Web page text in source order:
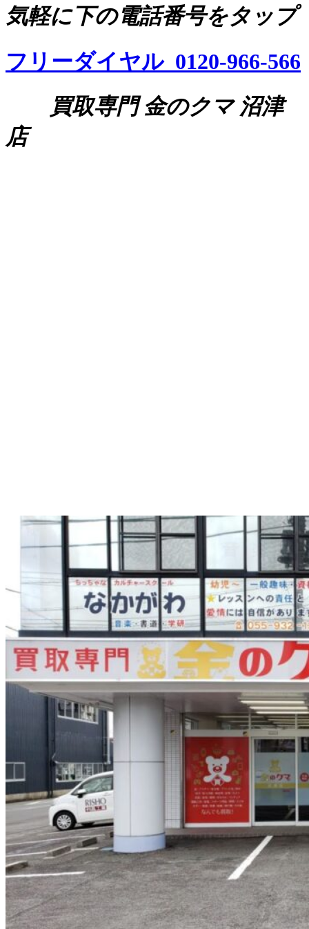
気軽に下の電話番号をタップ
フリーダイヤル 0120-966-566
買取専門 金のクマ 沼津
店